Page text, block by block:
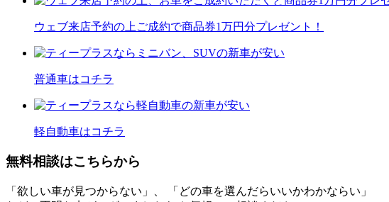
ウェブ来店予約の上ご成約で商品券1万円分プレゼント！
普通車はコチラ
軽自動車はコチラ
無料相談はこちらから
「欲しい車が見つからない」、 「どの車を選んだらいいかわかならい」